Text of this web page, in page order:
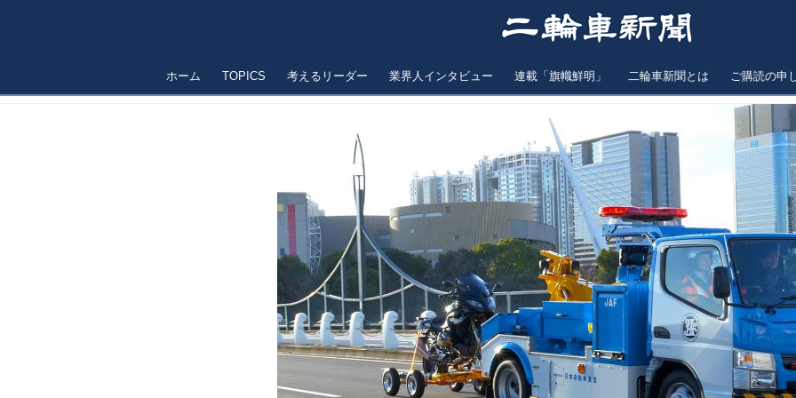
ホーム TOPICS 考えるリーダー 業界人インタビュー 連載「旗幟鮮明」 二輪車新聞とは ご購読の申